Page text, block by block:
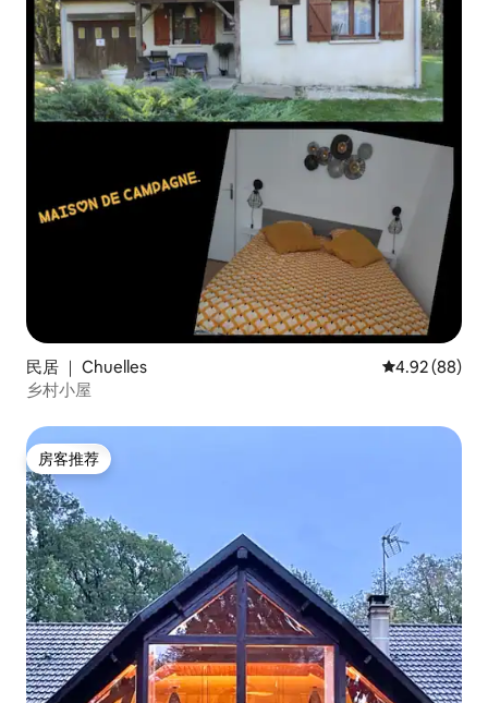
民居 ｜ Chuelles 平均评分 4.92
4.92 (88)
乡村小屋
房客推荐
房客推荐